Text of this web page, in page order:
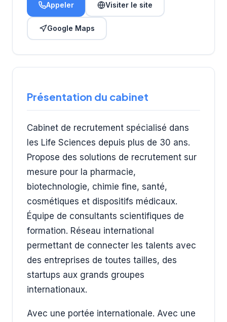
Appeler Visiter le site
Google Maps
Présentation du cabinet
Cabinet de recrutement spécialisé dans
les Life Sciences depuis plus de 30 ans.
Propose des solutions de recrutement sur
mesure pour la pharmacie,
biotechnologie, chimie fine, santé,
cosmétiques et dispositifs médicaux.
Équipe de consultants scientifiques de
formation. Réseau international
permettant de connecter les talents avec
des entreprises de toutes tailles, des
startups aux grands groupes
internationaux.
Avec une portée internationale. Avec une